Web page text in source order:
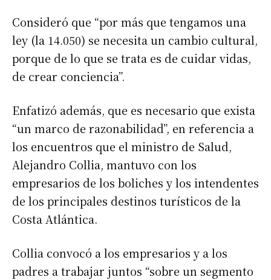
Consideró que “por más que tengamos una
ley (la 14.050) se necesita un cambio cultural,
porque de lo que se trata es de cuidar vidas,
de crear conciencia”.
Enfatizó además, que es necesario que exista
“un marco de razonabilidad”, en referencia a
los encuentros que el ministro de Salud,
Alejandro Collia, mantuvo con los
empresarios de los boliches y los intendentes
de los principales destinos turísticos de la
Costa Atlántica.
Collia convocó a los empresarios y a los
padres a trabajar juntos “sobre un segmento